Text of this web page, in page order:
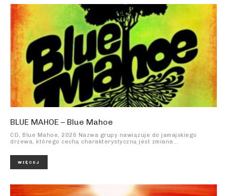
BLUE MAHOE – Blue Mahoe
CD, Blue Mahoe, 2026 Nazwa grupy nawiązuje do jamajskiego
drzewa, którego cechą charakterystyczną jest zmiana...
WIĘCEJ